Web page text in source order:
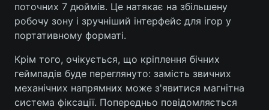
Зброя Інциденти
Цікавинки Погода
поточних 7 дюймів. Це натякає на збільшену
робочу зону і зручніший інтерфейс для ігор у
портативному форматі.
Крім того, очікується, що кріплення бічних
геймпадів буде переглянуто: замість звичних
механічних напрямних може з'явитися магнітна
система фіксації. Попередньо повідомляється